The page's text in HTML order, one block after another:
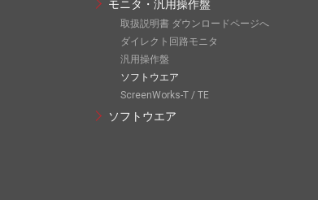
モニタ・汎用操作盤
取扱説明書 ダウンロードページへ
ダイレクト回路モニタ
汎用操作盤
ソフトウエア
ScreenWorks-T / TE
ソフトウエア